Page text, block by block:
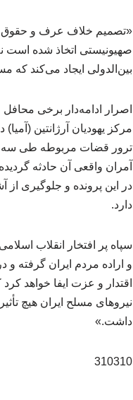
«تصمیم خلاف عرف و حقوق
صهیونیستی اتخاذ شده است
بین‌الدولی ایجاد می‌کند که
اصرار ادامه‌دار برخی محافل
ترور قضات مربوطه طی سه
آمران واقعی آن حادثه
در این پرونده و جلوگیری
دارد.
سپاه پر افتخار انقلاب
و اراده مردم ایران گرفته
اقتدار و عزت ایفا خواهد
نیروهای مسلح ایران هیچ
داشت.»
310310